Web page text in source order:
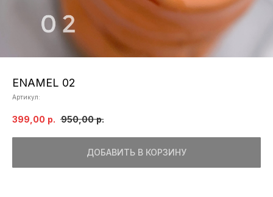
ENAMEL 02
Артикул:
399,00 р. 950,00 р.
ДОБАВИТЬ В КОРЗИНУ